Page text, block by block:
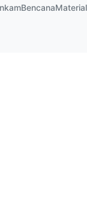
BencanaMaterial